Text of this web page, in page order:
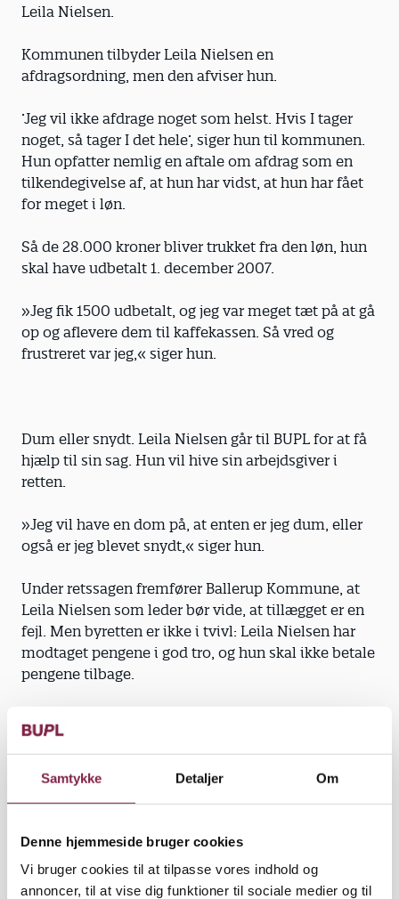
Samtykke Detaljer Om
Denne hjemmeside bruger cookies
Vi bruger cookies til at tilpasse vores indhold og
annoncer, til at vise dig funktioner til sociale medier og til
Leila Nielsen.
Kommunen tilbyder Leila Nielsen en
afdragsordning, men den afviser hun.
’Jeg vil ikke afdrage noget som helst. Hvis I tager
noget, så tager I det hele’, siger hun til kommunen.
Hun opfatter nemlig en aftale om afdrag som en
tilkendegivelse af, at hun har vidst, at hun har fået
for meget i løn.
Så de 28.000 kroner bliver trukket fra den løn, hun
skal have udbetalt 1. december 2007.
»Jeg fik 1500 udbetalt, og jeg var meget tæt på at gå
op og aflevere dem til kaffekassen. Så vred og
frustreret var jeg,« siger hun.
Dum eller snydt. Leila Nielsen går til BUPL for at få
hjælp til sin sag. Hun vil hive sin arbejdsgiver i
retten.
»Jeg vil have en dom på, at enten er jeg dum, eller
også er jeg blevet snydt,« siger hun.
Under retssagen fremfører Ballerup Kommune, at
Leila Nielsen som leder bør vide, at tillægget er en
fejl. Men byretten er ikke i tvivl: Leila Nielsen har
modtaget pengene i god tro, og hun skal ikke betale
pengene tilbage.
sin arbejdsgiver, Ballerup Kommune, påpeger hun.
»Det har været svært og grænseoverskridende. Jeg
tror ikke, jeg kommer igen, om jeg så bliver snydt,«
under hele forløbet har udvist god pli, og at
samarbejdet i alle andre sammenhænge er gået fint.